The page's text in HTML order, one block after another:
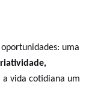
uma
vida cotidiana um